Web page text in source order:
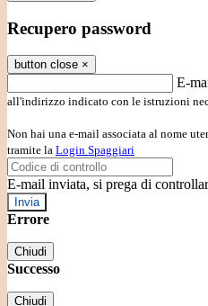
Recupero password
button close ×
E-
all'indirizzo indicato con le istruzioni
Non hai una e-mail associata al nome
tramite la Login Spaggiari
E-mail inviata, si prega di
Errore
Chiudi
Successo
Chiudi